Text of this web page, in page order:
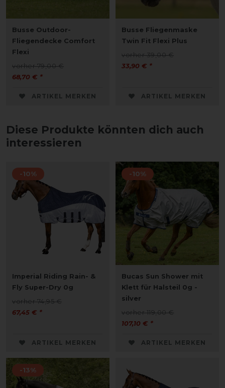
Busse Outdoor-
Fliegendecke Comfort
Flexi
vorher 79,00 €
68,70 € *
ARTIKEL MERKEN
Busse Fliegenmaske
Twin Fit Flexi Plus
vorher 39,00 €
33,90 € *
ARTIKEL MERKEN
Diese Produkte könnten dich auch
interessieren
-10%
Imperial Riding Rain- &
Fly Super-Dry 0g
vorher 74,95 €
67,45 € *
ARTIKEL MERKEN
-10%
Bucas Sun Shower mit
Klett für Halsteil 0g -
silver
vorher 119,00 €
107,10 € *
ARTIKEL MERKEN
-13%